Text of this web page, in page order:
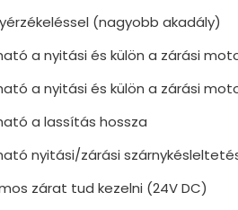
(nagyobb akadály)
a nyitási és külön a zárási
a nyitási és külön a zárási
a lassítás hossza
nyitási/zárási
zárat tud kezelni (24V DC)